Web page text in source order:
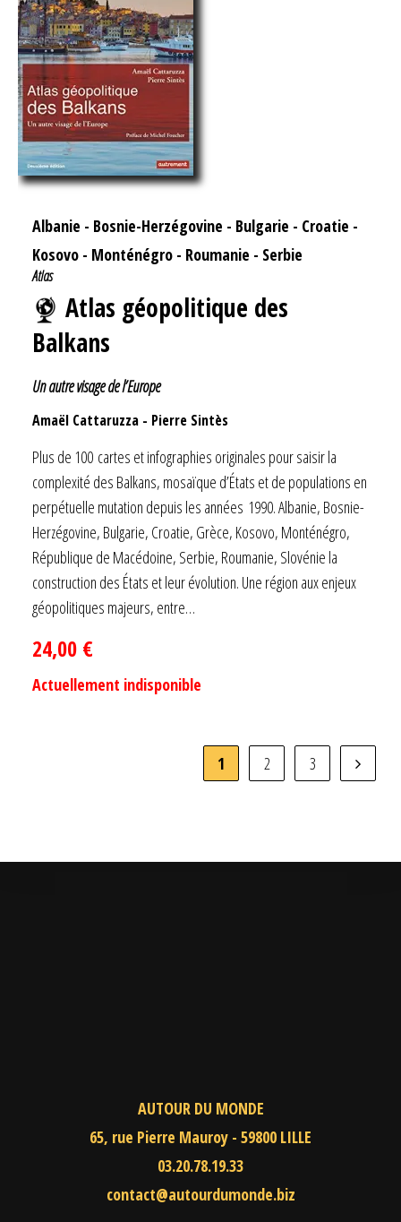
Albanie - Bosnie-Herzégovine - Bulgarie - Croatie -
Kosovo - Monténégro - Roumanie - Serbie
Atlas
Atlas géopolitique des
Balkans
Un autre visage de l’Europe
Amaël Cattaruzza - Pierre Sintès
Plus de 100 cartes et infographies originales pour saisir la
complexité des Balkans, mosaïque d’États et de populations en
perpétuelle mutation depuis les années 1990. Albanie, Bosnie-
Herzégovine, Bulgarie, Croatie, Grèce, Kosovo, Monténégro,
République de Macédoine, Serbie, Roumanie, Slovénie la
construction des États et leur évolution. Une région aux enjeux
géopolitiques majeurs, entre…
24,00 €
Actuellement indisponible
1 2 3
AUTOUR DU MONDE
65, rue Pierre Mauroy - 59800 LILLE
03.20.78.19.33
contact@autourdumonde.biz